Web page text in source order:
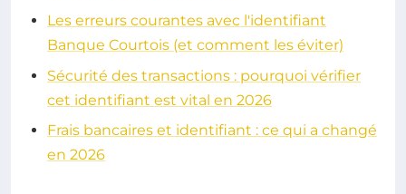
Les erreurs courantes avec l'identifiant
Banque Courtois (et comment les éviter)
Sécurité des transactions : pourquoi vérifier
cet identifiant est vital en 2026
Frais bancaires et identifiant : ce qui a changé
en 2026